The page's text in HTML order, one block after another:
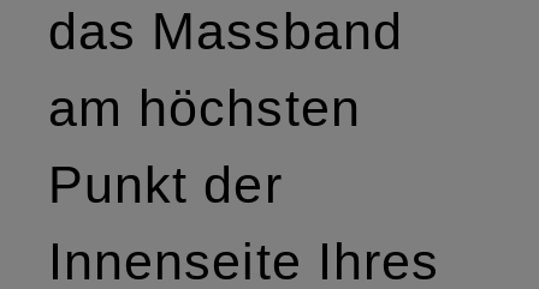
das Massband
am höchsten
Punkt der
Innenseite Ihres